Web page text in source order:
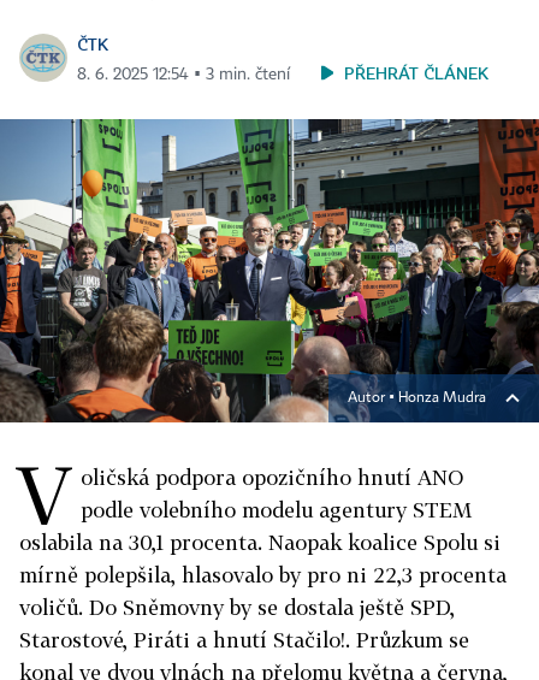
ČTK
8. 6. 2025 12:54 ▪ 3 min. čtení PŘEHRÁT ČLÁNEK
Autor ▪ Honza Mudra
V oličská podpora opozičního hnutí ANO
podle volebního modelu agentury STEM
oslabila na 30,1 procenta. Naopak koalice Spolu si
mírně polepšila, hlasovalo by pro ni 22,3 procenta
voličů. Do Sněmovny by se dostala ještě SPD,
Starostové, Piráti a hnutí Stačilo!. Průzkum se
konal ve dvou vlnách na přelomu května a června,